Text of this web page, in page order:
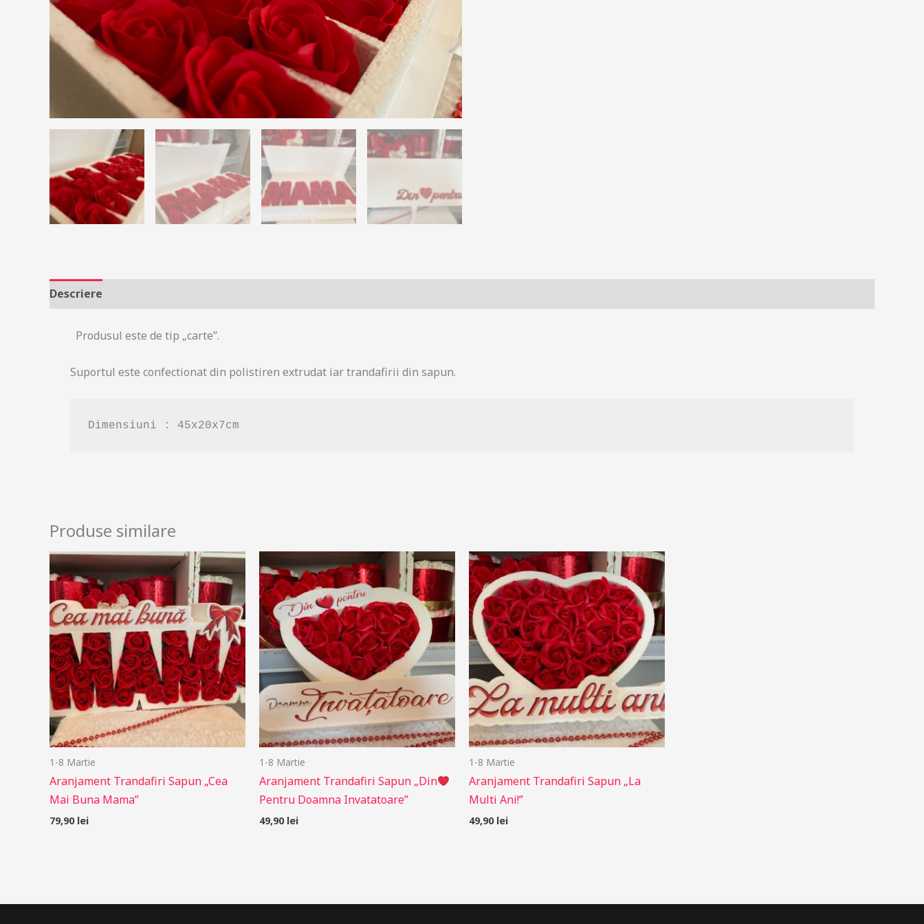
Descriere
Produsul este de tip „carte”.
Suportul este confectionat din polistiren extrudat iar trandafirii din sapun.
Dimensiuni : 45x20x7cm
Produse similare
1-8 Martie
Aranjament Trandafiri Sapun „Cea
Mai Buna Mama”
79,90 lei
1-8 Martie
Aranjament Trandafiri Sapun „Din
Pentru Doamna Invatatoare”
49,90 lei
1-8 Martie
Aranjament Trandafiri Sapun „La
Multi Ani!”
49,90 lei